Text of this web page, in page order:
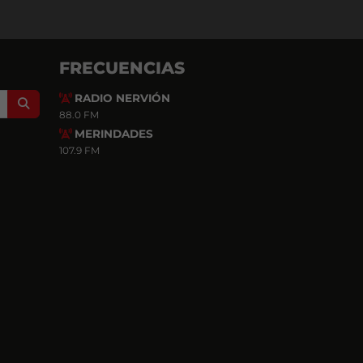
Search
FRECUENCIAS
RADIO NERVIÓN
88.0 FM
MERINDADES
107.9 FM